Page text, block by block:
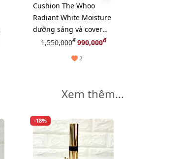
Cushion The Whoo
Radiant White Moisture
dưỡng sáng và cover
căng mượt da - TẶNG 2
1,550,000đ990,000đ
2
Xem thêm...
-18%